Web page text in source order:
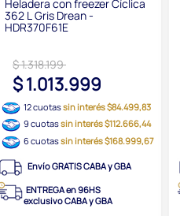
Heladera con freezer Cíclica
362 L Gris Drean -
HDR370F61E
$ 1.318.199
$ 1.013.999
12 cuotassin interés $84.499,83
9 cuotassin interés $112.666,44
6 cuotassin interés $168.999,67
Envío GRATIS CABA y GBA
ENTREGA en 96HS
exclusivo CABA y GBA